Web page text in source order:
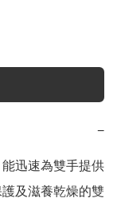
−
迅速為雙手提供
及滋養乾燥的雙